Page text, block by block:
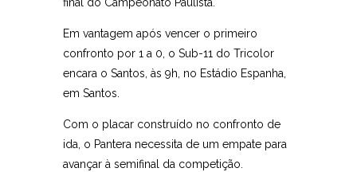
final do Campeonato Paulista.
Em vantagem após vencer o primeiro
confronto por 1 a 0, o Sub-11 do Tricolor
encara o Santos, às 9h, no Estádio Espanha,
em Santos.
Com o placar construído no confronto de
ida, o Pantera necessita de um empate para
avançar à semifinal da competição.